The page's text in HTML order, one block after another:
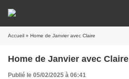
Accueil » Home de Janvier avec Claire
Home de Janvier avec Claire
Publié le 05/02/2025 à 06:41